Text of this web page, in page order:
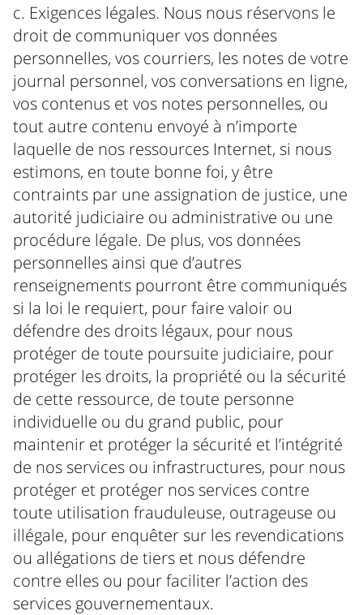
c. Exigences légales. Nous nous réservons le
droit de communiquer vos données
personnelles, vos courriers, les notes de votre
journal personnel, vos conversations en ligne,
vos contenus et vos notes personnelles, ou
tout autre contenu envoyé à n’importe
laquelle de nos ressources Internet, si nous
estimons, en toute bonne foi, y être
contraints par une assignation de justice, une
autorité judiciaire ou administrative ou une
procédure légale. De plus, vos données
personnelles ainsi que d’autres
renseignements pourront être communiqués
si la loi le requiert, pour faire valoir ou
défendre des droits légaux, pour nous
protéger de toute poursuite judiciaire, pour
protéger les droits, la propriété ou la sécurité
de cette ressource, de toute personne
individuelle ou du grand public, pour
maintenir et protéger la sécurité et l’intégrité
de nos services ou infrastructures, pour nous
protéger et protéger nos services contre
toute utilisation frauduleuse, outrageuse ou
illégale, pour enquêter sur les revendications
ou allégations de tiers et nous défendre
contre elles ou pour faciliter l’action des
services gouvernementaux.